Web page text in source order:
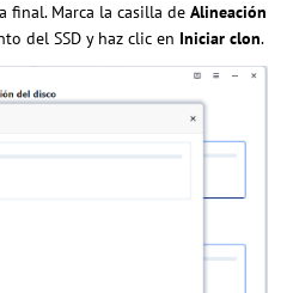
final. Marca la casilla de Alineación
del SSD y haz clic en Iniciar clon.